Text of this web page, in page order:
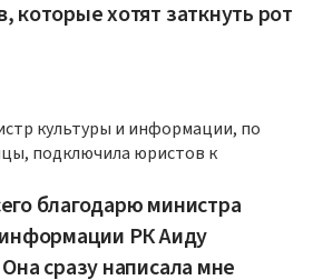
которые хотят заткнуть рот
культуры и информации, по
подключила юристов к
благодарю министра
РК Аиду
сразу написала мне